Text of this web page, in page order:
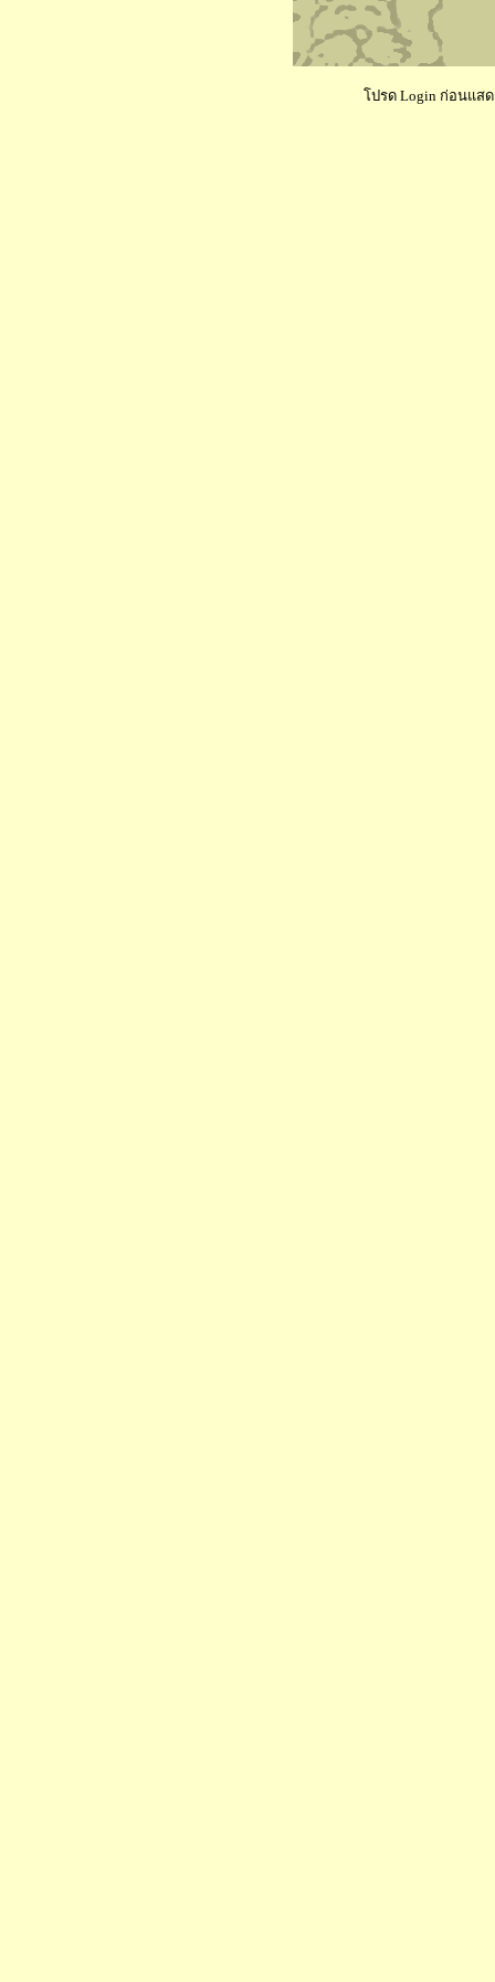
โปรด Login ก่อนแสด